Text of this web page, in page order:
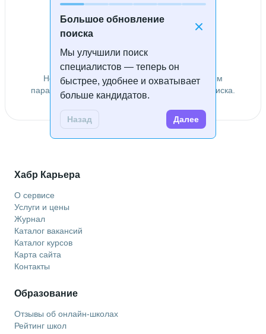
Большое обновление
поиска
Мы улучшили поиск
специалистов — теперь он
быстрее, удобнее и охватывает
больше кандидатов.
Назад Далее
Специалисты не найдены
Не удалось найти специалистов по заданным
параметрам. Попробуйте изменить условия поиска.
Хабр Карьера
О сервисе
Услуги и цены
Журнал
Каталог вакансий
Каталог курсов
Карта сайта
Контакты
Образование
Отзывы об онлайн-школах
Рейтинг школ